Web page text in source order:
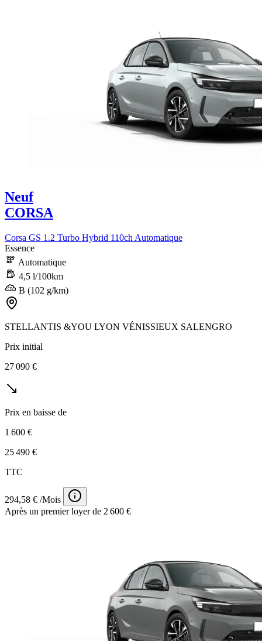
Neuf
CORSA
Corsa GS 1.2 Turbo Hybrid 110ch Automatique
Essence
Automatique
4,5 l/100km
B (102 g/km)
STELLANTIS &YOU LYON VÉNISSIEUX SALENGRO
Prix initial
27 090 €
Prix en baisse de
1 600 €
25 490 €
TTC
294,58 € /Mois
Après un premier loyer de 2 600 €